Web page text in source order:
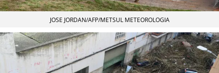
JOSE JORDAN/AFP/METSUL METEOROLOGIA